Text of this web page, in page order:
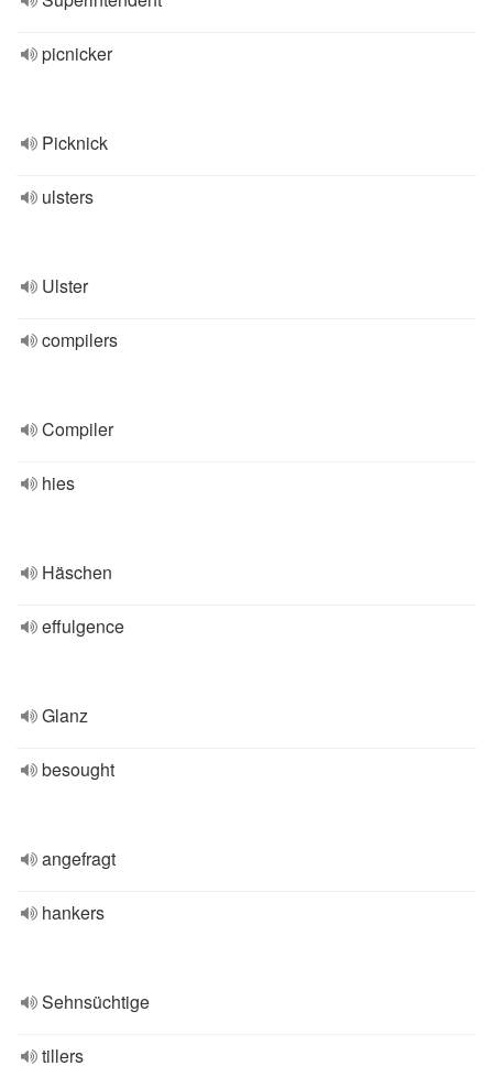
picnicker
Picknick
ulsters
Ulster
compilers
Compiler
hies
Häschen
effulgence
Glanz
besought
angefragt
hankers
Sehnsüchtige
tillers